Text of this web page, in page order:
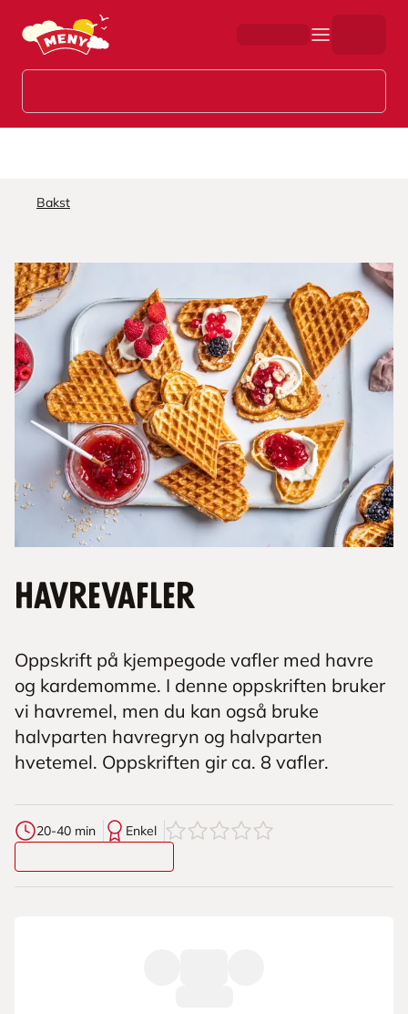
Hopp til hovedinnhold
Bakst
Havrevafler
Oppskrift på kjempegode vafler med havre
og kardemomme. I denne oppskriften bruker
vi havremel, men du kan også bruke
halvparten havregryn og halvparten
hvetemel. Oppskriften gir ca. 8 vafler.
20-40 min Enkel 0av5stjerner